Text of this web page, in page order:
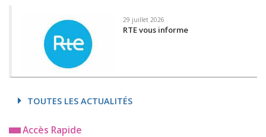
29 juillet 2026
RTE vous informe
TOUTES LES ACTUALITÉS
Accès Rapide